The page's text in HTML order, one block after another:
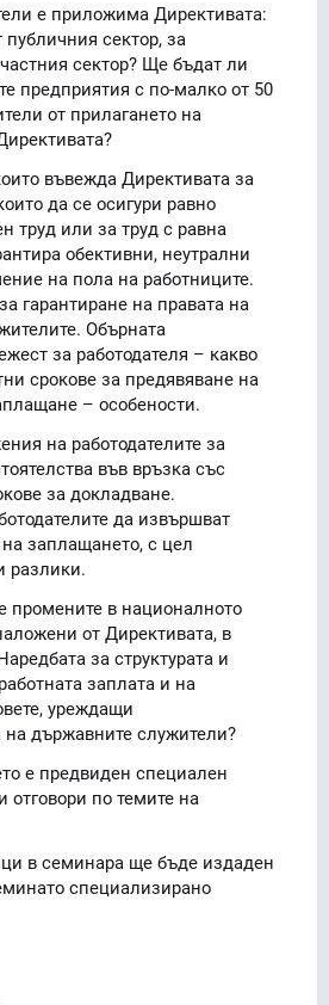
е приложима Директивата:
публичния сектор, за
сектор? Ще бъдат ли
предприятия с по-малко от 50
от прилагането на
въвежда Директивата за
да се осигури равно
труд или за труд с равна
обективни, неутрални
на пола на работниците.
гарантиране на правата на
Обърната
за работодателя – какво
срокове за предявяване на
– особености.
на работодателите за
във връзка със
за докладване.
да извършват
заплащането, с цел
разлики.
промените в националното
от Директивата, в
за структурата и
заплата и на
уреждащи
държавните служители?
е предвиден специален
отговори по темите на
в семинара ще бъде издаден
специализирано